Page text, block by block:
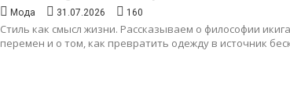
Мода 31.07.2026 160
Стиль как смысл жизни. Рассказываем о философии
перемен и о том, как превратить одежду в источник